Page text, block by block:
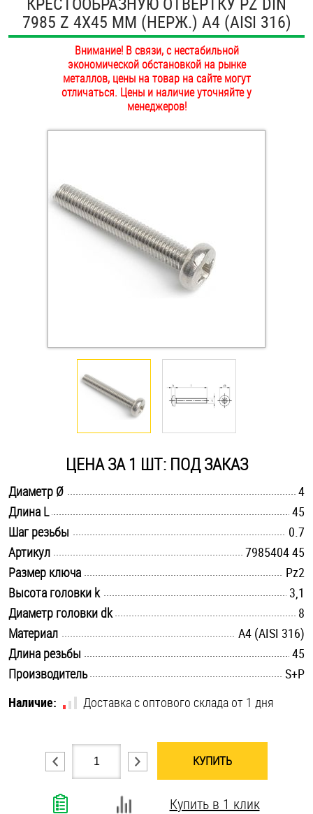
ОПЛАТА И ДОСТАВКА
НАШИ МАГАЗИНЫ
Втулки
Дюбели
Дюймовый крепёж
Инструмент
Крюки, кольца с метрической резьбой
Крюки, кольца с шурупной резьбой
Оснастка и аксессуары для яхт
Саморезы и шурупы
Стопорные кольца
Такелаж
Хомуты
Шайбы
Шпильки
Шплинты
Штифты и пальцы
7985 Z 4Х45 ММ (НЕРЖ.) A4 (AISI 316)
Внимание! В связи, с нестабильной
экономической обстановкой на рынке
металлов, цены на товар на сайте могут
отличаться. Цены и наличие уточняйте у
менеджеров!
ЦЕНА ЗА 1 ШТ: ПОД ЗАКАЗ
Диаметр Ø
4
Длина L
45
Шаг резьбы
0.7
Артикул
7985404 45
Размер ключа
Pz2
Высота головки k
3,1
Диаметр головки dk
8
Материал
A4 (AISI 316)
Длина резьбы
45
Производитель
S+P
Наличие:
Доставка с оптового склада от 1 дня
КУПИТЬ
Купить в 1 клик